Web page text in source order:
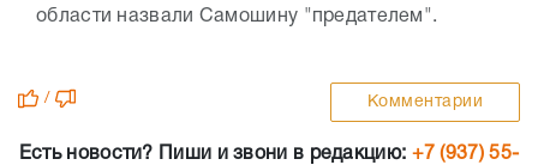
области назвали Самошину "предателем".
/ Комментарии
Есть новости? Пиши и звони в редакцию: +7 (937) 55-